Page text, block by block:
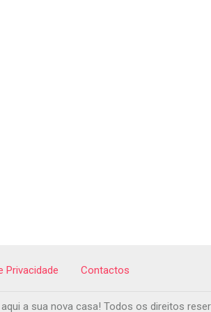
Privacidade Contactos
a sua nova casa! Todos os direitos